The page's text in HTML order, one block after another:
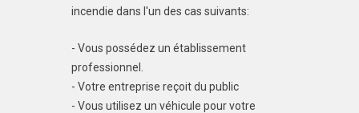
incendie dans l'un des cas suivants:
- Vous possédez un établissement
professionnel.
- Votre entreprise reçoit du public
- Vous utilisez un véhicule pour votre